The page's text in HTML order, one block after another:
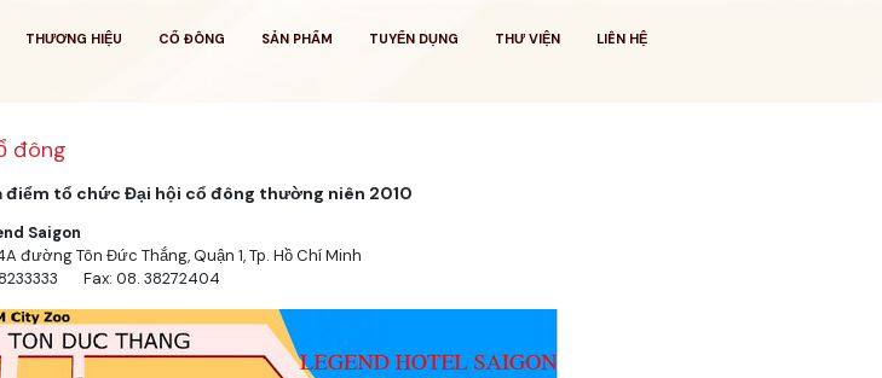
THƯƠNG HIỆU CỔ ĐÔNG SẢN PHẨM TUYỂN DỤNG THƯ VIỆN LIÊN HỆ
đông
điểm tổ chức Đại hội cổ đông thường niên 2010
Saigon
đường Tôn Đức Thắng, Quận 1, Tp. Hồ Chí Minh
Fax: 08. 38272404